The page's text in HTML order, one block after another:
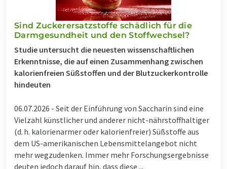
Sind Zuckerersatzstoffe schädlich für die
Darmgesundheit und den Stoffwechsel?
Studie untersucht die neuesten wissenschaftlichen
Erkenntnisse, die auf einen Zusammenhang zwischen
kalorienfreien Süßstoffen und der Blutzuckerkontrolle
hindeuten
06.07.2026 - Seit der Einführung von Saccharin sind eine
Vielzahl künstlicher und anderer nicht-nährstoffhaltiger
(d. h. kalorienarmer oder kalorienfreier) Süßstoffe aus
dem US-amerikanischen Lebensmittelangebot nicht
mehr wegzudenken. Immer mehr Forschungsergebnisse
deuten jedoch darauf hin, dass diese ...